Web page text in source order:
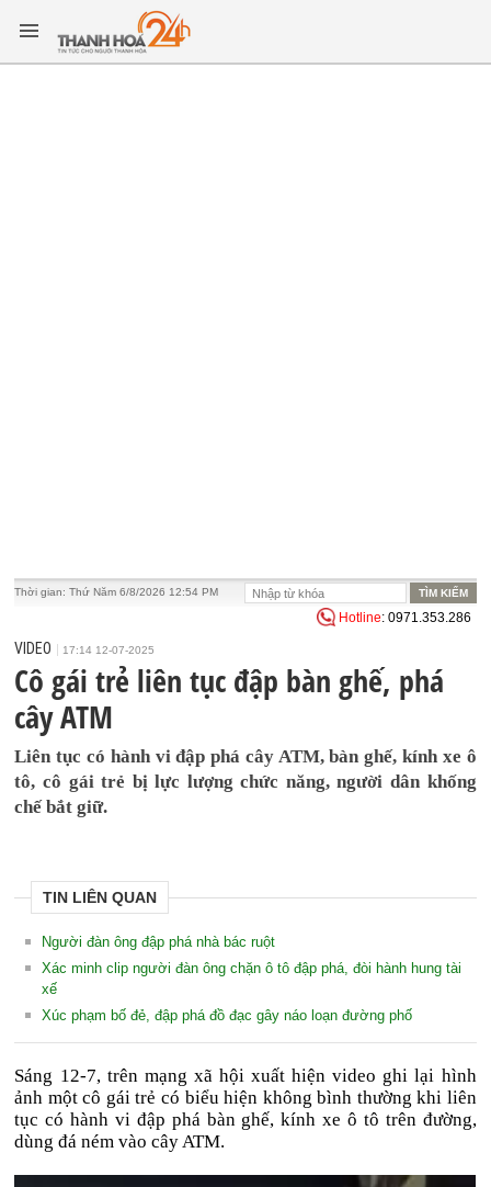
Thời gian:Thứ Năm 6/8/2026 12:54 PM
Hotline: 0971.353.286
VIDEO 17:14 12-07-2025
Cô gái trẻ liên tục đập bàn ghế, phá
cây ATM
Liên tục có hành vi đập phá cây ATM, bàn ghế, kính xe ô
tô, cô gái trẻ bị lực lượng chức năng, người dân khống
chế bắt giữ.
TIN LIÊN QUAN
Người đàn ông đập phá nhà bác ruột
Xác minh clip người đàn ông chặn ô tô đập phá, đòi hành hung tài
xế
Xúc phạm bố đẻ, đập phá đồ đạc gây náo loạn đường phố
Sáng 12-7, trên mạng xã hội xuất hiện video ghi lại hình
ảnh một cô gái trẻ có biểu hiện không bình thường khi liên
tục có hành vi đập phá bàn ghế, kính xe ô tô trên đường,
dùng đá ném vào cây ATM.